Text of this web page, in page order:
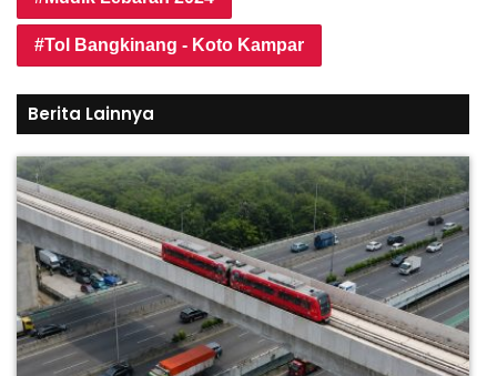
Tol Bangkinang - Koto Kampar
Berita Lainnya